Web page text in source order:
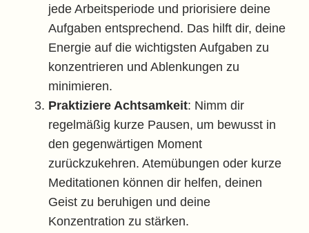
jede Arbeitsperiode und priorisiere deine
Aufgaben entsprechend. Das hilft dir, deine
Energie auf die wichtigsten Aufgaben zu
konzentrieren und Ablenkungen zu
minimieren.
Praktiziere Achtsamkeit: Nimm dir
regelmäßig kurze Pausen, um bewusst in
den gegenwärtigen Moment
zurückzukehren. Atemübungen oder kurze
Meditationen können dir helfen, deinen
Geist zu beruhigen und deine
Konzentration zu stärken.